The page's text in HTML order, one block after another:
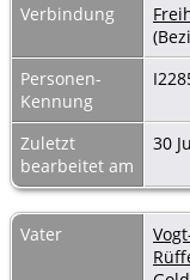
Verbindung
Personen-
Kennung
Zuletzt
bearbeitet am
30
Vater